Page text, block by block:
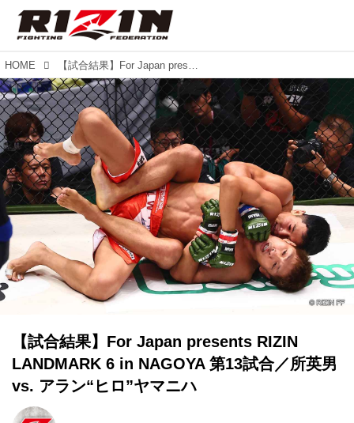
HOME 【試合結果】For Japan presents RIZIN LANDMARK 6 in NAGOYA 第13試合／所英男 vs. アラン“ヒロ”ヤマニハ
【試合結果】For Japan presents RIZIN
LANDMARK 6 in NAGOYA 第13試合／所英男
vs. アラン“ヒロ”ヤマニハ